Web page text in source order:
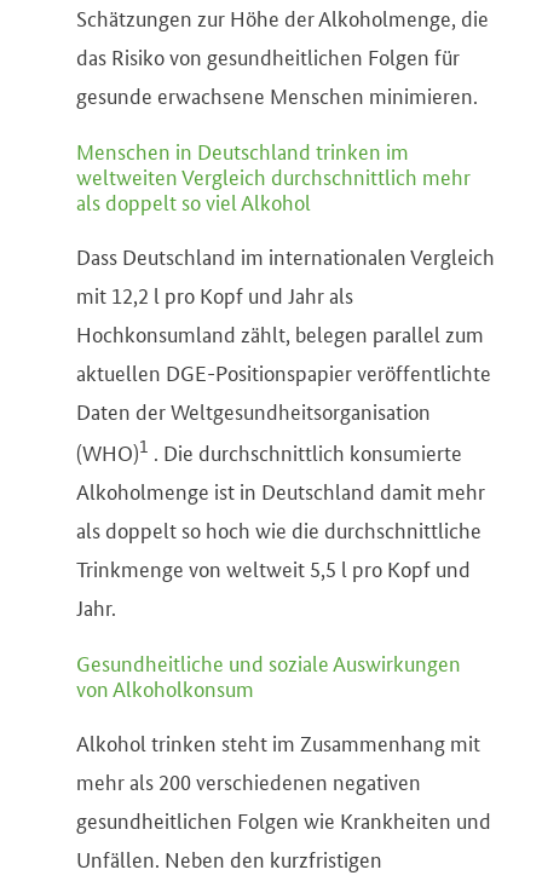
Schätzungen zur Höhe der Alkoholmenge, die
das Risiko von gesundheitlichen Folgen für
gesunde erwachsene Menschen minimieren.
Menschen in Deutschland trinken im
weltweiten Vergleich durchschnittlich mehr
als doppelt so viel Alkohol
Dass Deutschland im internationalen Vergleich
mit 12,2 l pro Kopf und Jahr als
Hochkonsumland zählt, belegen parallel zum
aktuellen DGE-Positionspapier veröffentlichte
Daten der Weltgesundheitsorganisation
(WHO)1
. Die durchschnittlich konsumierte
Alkoholmenge ist in Deutschland damit mehr
als doppelt so hoch wie die durchschnittliche
Trinkmenge von weltweit 5,5 l pro Kopf und
Jahr.
Gesundheitliche und soziale Auswirkungen
von Alkoholkonsum
Alkohol trinken steht im Zusammenhang mit
mehr als 200 verschiedenen negativen
gesundheitlichen Folgen wie Krankheiten und
Unfällen. Neben den kurzfristigen